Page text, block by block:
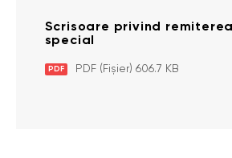
Scrisoare privind
special
PDF PDF (Fișier) 606.7 KB